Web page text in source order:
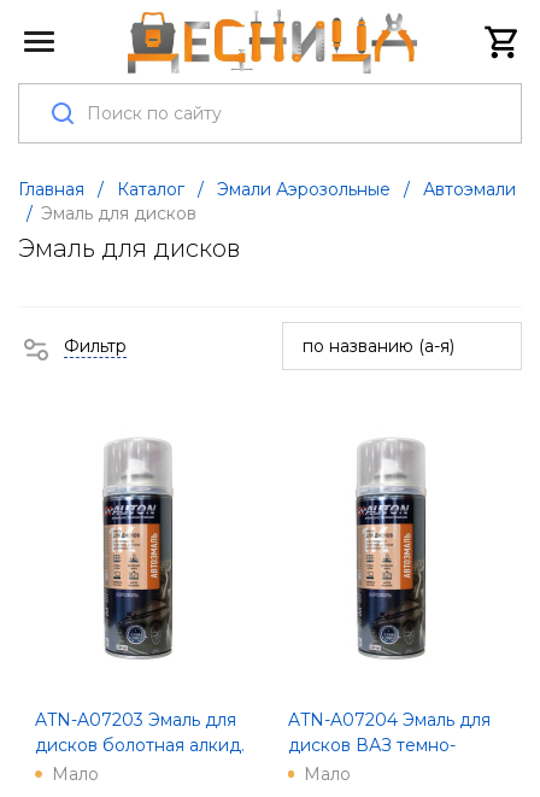
Главная / Каталог / Эмали Аэрозольные /
Автоэмали
/ Эмаль для дисков
Эмаль для дисков
Фильтр
ATN-A07203 Эмаль для
дисков болотная алкид.
- Аэрозоль "Автон"
Мало
ATN-A07204 Эмаль для
дисков ВАЗ темно-
серая алкид. - Аэрозоль
Мало